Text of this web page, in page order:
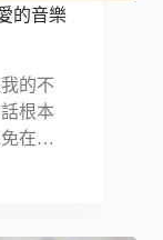
的音樂
的不
根本
免在…